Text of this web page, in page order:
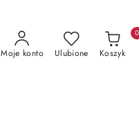
Moje konto Ulubione Koszyk
0